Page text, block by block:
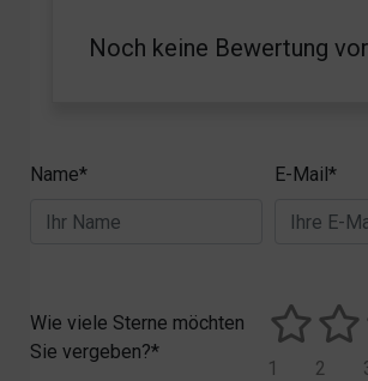
Noch keine Bewertung
Name* E-Mail*
Wie viele Sterne möchten
Sie vergeben?*
2
1